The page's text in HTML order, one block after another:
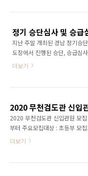
화 예절에 대해 교육과 연습을
다. 일 월 화 수 목 금 토 1 2 3 4
체육) 기본동작, 자유연습 기본
6 7 8 9 10 11 기본동작, 자유연
승급심사 주말연습 12 13 14
인성교육- 기본동작..
정기 승단심사 및 승급
지난 주말 개최된 경남 정기승
도장에서 진행된 승단, 승급심
다. 2단 : 임도겸, 양경수, 이윤성
정, 박유준, 김세찬, 이다은, 박현
현, 박주아, 정지환, 김지환 9급
모두 축하드립니다^^
더보기
2020 무천검도관 신입
2020 무천검도관 신입관원 모
부터 주요모집대상 : 초등부 모
죽도, 도복 지급 매년 3월 무천검
더보기